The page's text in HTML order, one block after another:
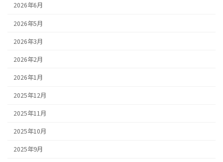
2026年6月
2026年5月
2026年3月
2026年2月
2026年1月
2025年12月
2025年11月
2025年10月
2025年9月